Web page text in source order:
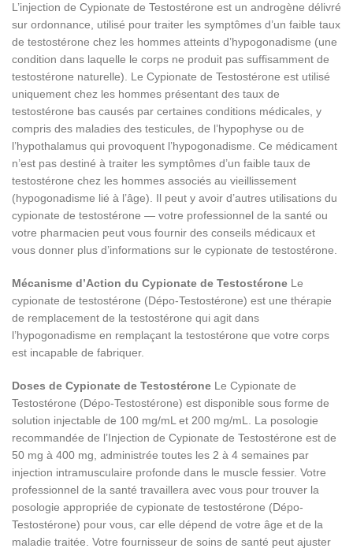
L’injection de Cypionate de Testostérone est un androgène délivré
sur ordonnance, utilisé pour traiter les symptômes d’un faible taux
de testostérone chez les hommes atteints d’hypogonadisme (une
condition dans laquelle le corps ne produit pas suffisamment de
testostérone naturelle). Le Cypionate de Testostérone est utilisé
uniquement chez les hommes présentant des taux de
testostérone bas causés par certaines conditions médicales, y
compris des maladies des testicules, de l’hypophyse ou de
l’hypothalamus qui provoquent l’hypogonadisme. Ce médicament
n’est pas destiné à traiter les symptômes d’un faible taux de
testostérone chez les hommes associés au vieillissement
(hypogonadisme lié à l’âge). Il peut y avoir d’autres utilisations du
cypionate de testostérone — votre professionnel de la santé ou
votre pharmacien peut vous fournir des conseils médicaux et
vous donner plus d’informations sur le cypionate de testostérone.
Mécanisme d’Action du Cypionate de Testostérone Le
cypionate de testostérone (Dépo-Testostérone) est une thérapie
de remplacement de la testostérone qui agit dans
l’hypogonadisme en remplaçant la testostérone que votre corps
est incapable de fabriquer.
Doses de Cypionate de Testostérone Le Cypionate de
Testostérone (Dépo-Testostérone) est disponible sous forme de
solution injectable de 100 mg/mL et 200 mg/mL. La posologie
recommandée de l’Injection de Cypionate de Testostérone est de
50 mg à 400 mg, administrée toutes les 2 à 4 semaines par
injection intramusculaire profonde dans le muscle fessier. Votre
professionnel de la santé travaillera avec vous pour trouver la
posologie appropriée de cypionate de testostérone (Dépo-
Testostérone) pour vous, car elle dépend de votre âge et de la
maladie traitée. Votre fournisseur de soins de santé peut ajuster